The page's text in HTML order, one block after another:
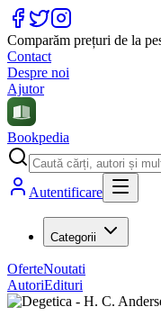
Comparăm prețuri de la
Contact
Despre noi
Ajutor
Bookpedia
Autentificare
Categorii
OferteNoutati
AutoriEdituri